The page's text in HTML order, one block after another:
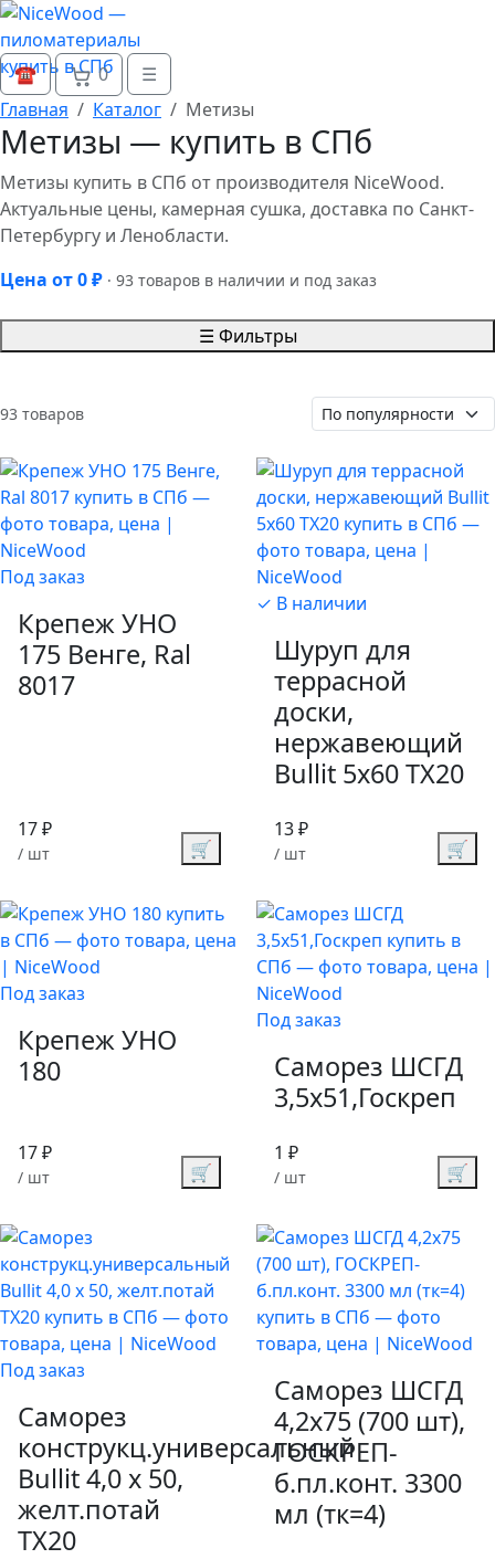
☎ 0
☰
Главная
Каталог Метизы
Метизы — купить в СПб
Метизы купить в СПб от производителя NiceWood.
Актуальные цены, камерная сушка, доставка по Санкт-
Петербургу и Ленобласти.
Цена от 0 ₽ · 93 товаров в наличии и под заказ
☰ Фильтры
93 товаров
Под заказ
Крепеж УНО
175 Венге, Ral
8017
17 ₽
/ шт 🛒
✓ В наличии
Шуруп для
террасной
доски,
нержавеющий
Bullit 5х60 TX20
13 ₽
/ шт 🛒
Под заказ
Крепеж УНО
180
17 ₽
/ шт 🛒
Под заказ
Саморез ШСГД
3,5х51,Госкреп
1 ₽
/ шт 🛒
Под заказ
Саморез
конструкц.универсальный
Bullit 4,0 x 50,
желт.потай
TX20
Саморез ШСГД
4,2х75 (700 шт),
ГОСКРЕП-
б.пл.конт. 3300
мл (тк=4)